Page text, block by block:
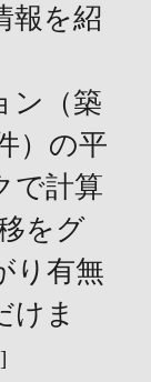
報を紹
ン（築
）の平
で計算
をグ
り有無
けま